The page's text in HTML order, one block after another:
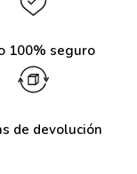
100% seguro
de devolución